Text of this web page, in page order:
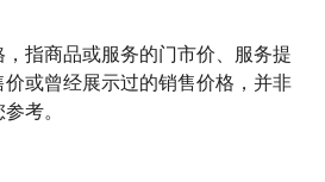
对旅行社进行全额赔偿；
旅游项目，请您在预订本产品之前与客
内各项目的准入年龄、准入身高及准入
失败或预订后无法成行的后果由您自行
穿戴好安全护具，避免发生意外事件；
指商品或服务的门市价、服务提
或曾经展示过的销售价格，并非
考。